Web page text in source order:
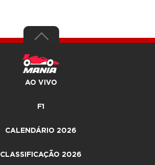
AO VIVO
F1
CALENDÁRIO 2026
CLASSIFICAÇÃO 2026